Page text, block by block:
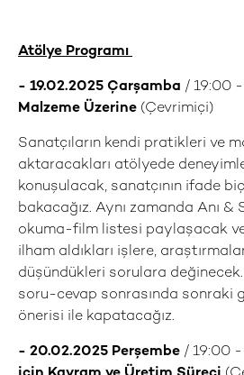
Atölye Programı
- 19.02.2025 Çarşamba / 19:00
Malzeme Üzerine (Çevrimiçi)
Sanatçıların kendi pratikleri ve
aktaracakları atölyede
konuşulacak, sanatçının ifade
bakacağız. Aynı zamanda Anı &
okuma-film listesi paylaşacak
ilham aldıkları işlere,
düşündükleri sorulara
soru-cevap sonrasında sonraki
önerisi ile kapatacağız.
- 20.02.2025 Perşembe / 19:00